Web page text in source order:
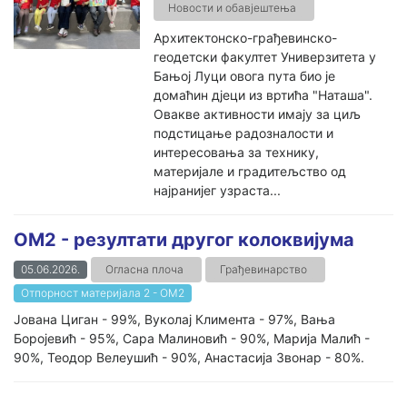
Новости и обавјештења
Архитектонско-грађевинско-
геодетски факултет Универзитета у
Бањој Луци овога пута био је
домаћин дјеци из вртића "Наташа".
Овакве активности имају за циљ
подстицање радозналости и
интересовања за технику,
материјале и градитељство од
најранијег узраста...
ОМ2 - резултати другог колоквијума
05.06.2026. Огласна плоча
Грађевинарство
Отпорност материјала 2 - ОМ2
Јована Циган - 99%, Вуколај Климента - 97%, Вања
Боројевић - 95%, Сара Малиновић - 90%, Марија Малић -
90%, Теодор Велеушић - 90%, Анастасија Звонар - 80%.